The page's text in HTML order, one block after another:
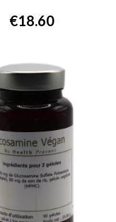
€18.60